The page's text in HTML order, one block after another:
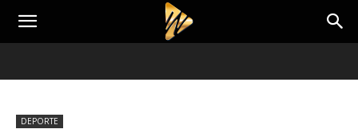
DEPORTE